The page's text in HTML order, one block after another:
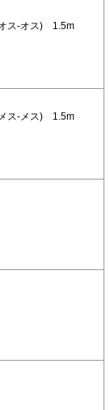
ス-オス) 1.5m
ス-メス) 1.5m